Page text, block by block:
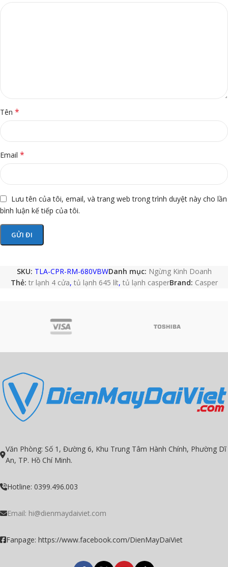
Tên *
Email *
Lưu tên của tôi, email, và trang web trong trình duyệt này cho lần
bình luận kế tiếp của tôi.
SKU: TLA-CPR-RM-680VBWDanh mục: Ngừng Kinh Doanh
Thẻ: tr lạnh 4 cửa, tủ lạnh 645 lít, tủ lạnh casperBrand: Casper
Văn Phòng: Số 1, Đường 6, Khu Trung Tâm Hành Chính, Phường Dĩ
An, TP. Hồ Chí Minh.
Hotline: 0399.496.003
Email: hi@dienmaydaiviet.com
Fanpage: https://www.facebook.com/DienMayDaiViet